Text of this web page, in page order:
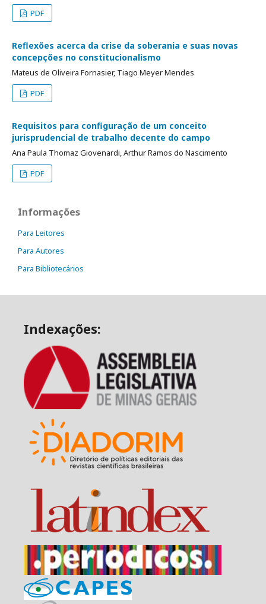
PDF
Reflexões acerca da crise da soberania e suas novas
concepções no constitucionalismo
Mateus de Oliveira Fornasier, Tiago Meyer Mendes
PDF
Requisitos para configuração de um conceito
jurisprudencial de trabalho decente do campo
Ana Paula Thomaz Giovenardi, Arthur Ramos do Nascimento
PDF
Informações
Para Leitores
Para Autores
Para Bibliotecários
Indexações: